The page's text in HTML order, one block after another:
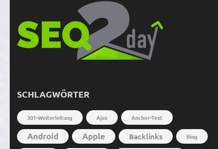
SCHLAGWÖRTER
301-Weiterleitung Ajax Anchor-Text
Android Apple Backlinks Bing